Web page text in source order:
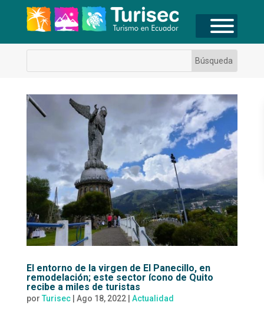
El entorno de la virgen de El Panecillo, en
remodelación; este sector ícono de Quito
recibe a miles de turistas
por Turisec| Ago 18, 2022| Actualidad